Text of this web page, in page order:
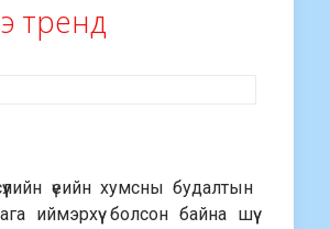
тренд
үеийн хумсны будалтын
иймэрхүү болсон байна шүү